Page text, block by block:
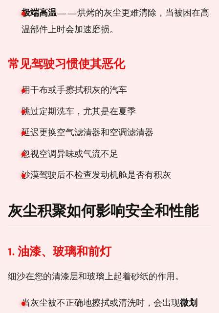
极端高温——烘烤的灰尘更难清除，当被困在高
温部件上时会加速磨损。
常见驾驶习惯使其恶化
用干布或手擦拭积灰的汽车
跳过定期洗车，尤其是在夏季
延迟更换空气滤清器和空调滤清器
忽视空调异味或气流不足
沙漠驾驶后不检查发动机舱是否有积灰
灰尘积聚如何影响安全和性能
1. 油漆、玻璃和前灯
细沙在您的清漆层和玻璃上起着砂纸的作用。
当灰尘被不正确地擦拭或清洗时，会出现微划